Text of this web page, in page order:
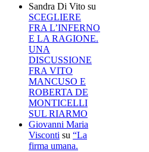
Sandra Di Vito su
SCEGLIERE
FRA L’INFERNO
E LA RAGIONE.
UNA
DISCUSSIONE
FRA VITO
MANCUSO E
ROBERTA DE
MONTICELLI
SUL RIARMO
Giovanni Maria
Visconti su “La
firma umana.